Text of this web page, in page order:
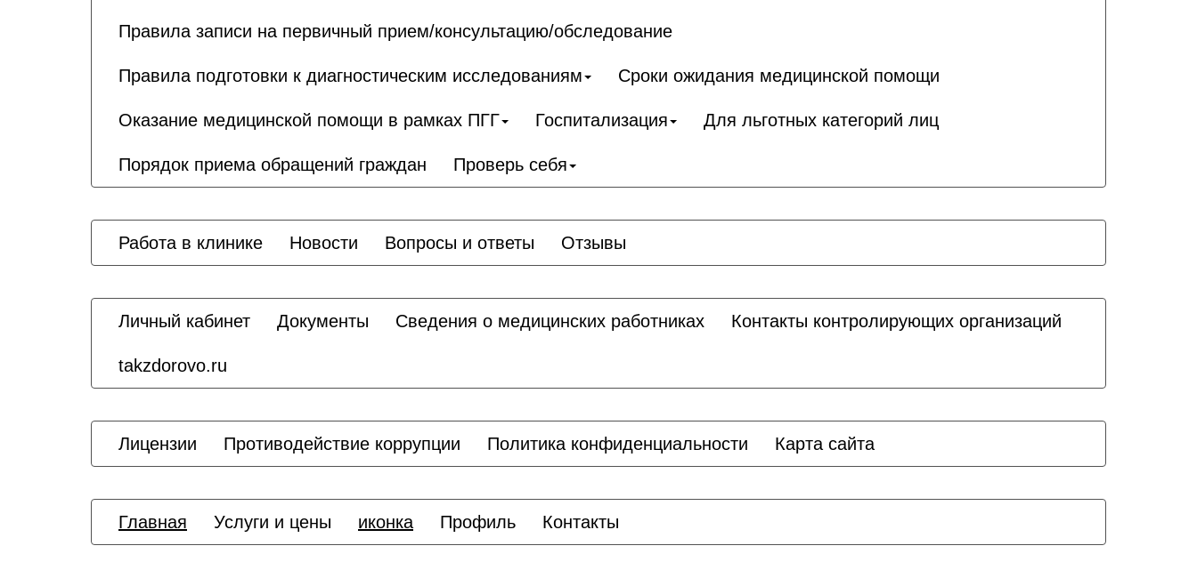
Правила записи на первичный прием/консультацию/обследование
Правила подготовки к диагностическим исследованиям Сроки ожидания медицинской помощи
Оказание медицинской помощи в рамках ПГГ Госпитализация Для льготных категорий лиц
Порядок приема обращений граждан Проверь себя
Работа в клинике Новости Вопросы и ответы Отзывы
Личный кабинет Документы Сведения о медицинских работниках Контакты контролирующих организаций
takzdorovo.ru
Лицензии Противодействие коррупции Политика конфиденциальности Карта сайта
Главная Услуги и цены иконка Профиль Контакты